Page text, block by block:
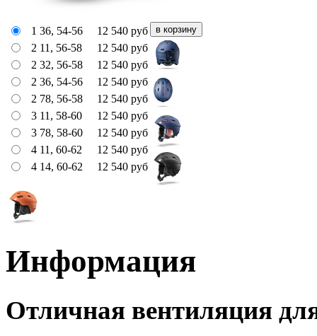
1 36, 54-56 12 540 руб
2 11, 56-58
12 540 руб
2 32, 56-58
12 540 руб
2 36, 54-56
12 540 руб
2 78, 56-58
12 540 руб
3 11, 58-60
12 540 руб
3 78, 58-60
12 540 руб
4 11, 60-62
12 540 руб
4 14, 60-62
12 540 руб
Информация
Отличная вентиляция